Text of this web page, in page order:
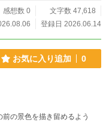
感想数 0
文字数 47,618
登録日 2026.06.14
お気に入り追加 0
の景色を描き留めるよう